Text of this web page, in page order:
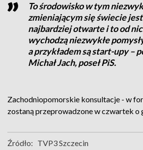
To środowisko w tym
zmieniającym się świecie
najbardziej otwarte i to od
wychodzą niezwykłe
a przykładem są start-upy –
Michał Jach, poseł PiS.
Zachodniopomorskie konsultacje - w
zostaną przeprowadzone w czwartek o
Źródło: TVP3 Szczecin